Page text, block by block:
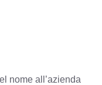
nome all’azienda